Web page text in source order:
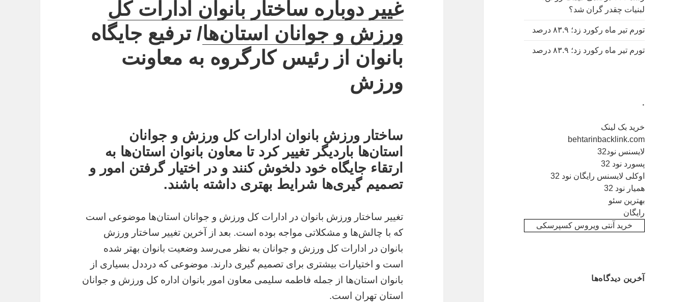
لبنیات چقدر گران شد؟
تورم تیر ماه رکورد زد؛ ۸۳.۹ درصد
تورم تیر ماه رکورد زد؛ ۸۳.۹ درصد
.
خرید بک لینک
behtarinbacklink.com
لایسنس نود32
پسورد نود 32
اوکلی لایسنس رایگان نود 32
همیار نود 32
بهترین سئو
رایگان
خرید آنتی ویروس کسپرسکی
آخرین دیدگاه‌ها
غییر دوباره ساختار بانوان ادارات کل
ورزش و جوانان استان‌ها/ ترفیع جایگاه
بانوان از رئیس کارگروه به معاونت
ورزش
ساختار ورزش بانوان ادارات کل ورزش و جوانان
استان‌ها باردیگر تغییر کرد تا معاون بانوان استان‌ها به
ارتقاء جایگاه خود دلخوش کنند و در اختیار گرفتن امور و
تصمیم گیری‌ها شرایط بهتری داشته باشند.
تغییر ساختار ورزش بانوان در ادارات کل ورزش و جوانان استان‌ها موضوعی است
که با چالش‌ها و مشکلاتی مواجه بوده است. بعد از آخرین تغییر ساختار ورزش
بانوان در ادارات کل ورزش و جوانان به نظر می‌رسد وضعیت بانوان بهتر شده
است و اختیارات بیشتری برای تصمیم گیری دارند. موضوعی که درددل بسیاری از
بانوان استان‌ها از جمله فاطمه سلیمی معاون امور بانوان اداره کل ورزش و جوانان
استان تهران است.